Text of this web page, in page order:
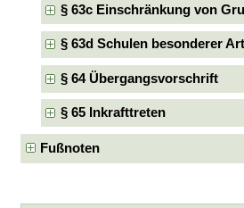
§ 63c Einschränkung von
§ 63d Schulen besonderer Art
§ 64 Übergangsvorschrift
§ 65 Inkrafttreten
Fußnoten